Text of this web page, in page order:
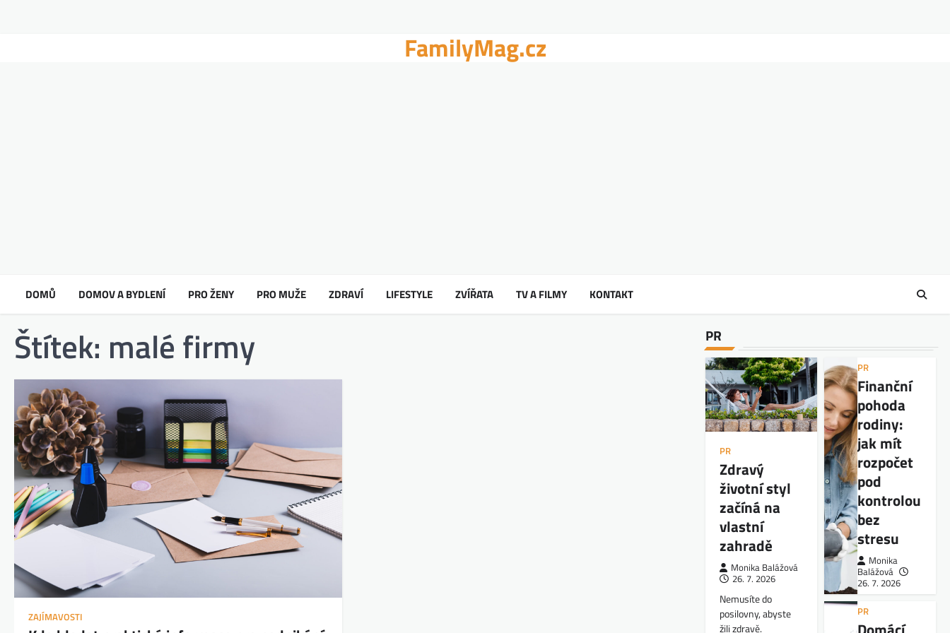
FamilyMag.cz
DOMŮ DOMOV A BYDLENÍ PRO ŽENY PRO MUŽE ZDRAVÍ LIFESTYLE ZVÍŘATA TV A FILMY KONTAKT
Štítek: malé firmy
ZAJÍMAVOSTI
PR
PR
Zdravý
životní styl
začíná na
vlastní
zahradě
Monika Balážová
26. 7. 2026
Nemusíte do
posilovny, abyste
žili zdravě.
PR
Finanční
pohoda
rodiny:
jak mít
rozpočet
pod
kontrolou
bez
stresu
Monika
Balážová
26. 7. 2026
PR